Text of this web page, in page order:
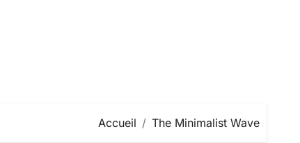
Accueil The Minimalist Wave